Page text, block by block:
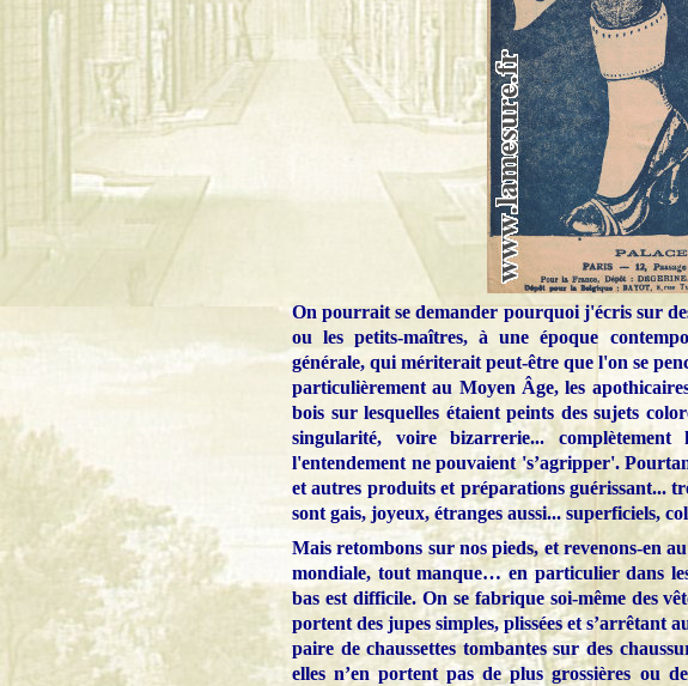
On pourrait se demander pourquoi j'écris sur
ou les petits-maîtres, à une époque
générale, qui mériterait peut-être que l'on se
particulièrement au Moyen Âge, les
bois sur lesquelles étaient peints des sujets
singularité, voire bizarrerie...
l'entendement ne pouvaient 's’agripper'.
et autres produits et préparations guérissant...
sont gais, joyeux, étranges aussi... superficiels,
Mais retombons sur nos pieds, et revenons-en
mondiale, tout manque… en particulier dans
bas est difficile. On se fabrique soi-même des
portent des jupes simples, plissées et s’arrêtant
paire de chaussettes tombantes sur des
elles n’en portent pas de plus grossières ou